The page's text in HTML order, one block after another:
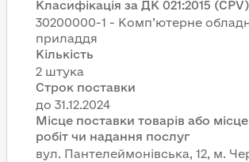
Класифікація за ДК 021:2015 (CPV)
30200000-1 - Комп’ютерне
приладдя
Кількість
2 штука
Строк поставки
Місце поставки товарів або
робіт чи надання послуг
вул. Пантелеймонівська, 12, м.